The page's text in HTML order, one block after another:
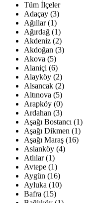
Tüm İlçeler
Adaçay (3)
Ağıllar (1)
Ağırdağ (1)
Akdeniz (2)
Akdoğan (3)
Akova (5)
Alaniçi (6)
Alayköy (2)
Alsancak (2)
Altınova (5)
Arapköy (0)
Ardahan (3)
Aşağı Bostancı (1)
Aşağı Dikmen (1)
Aşağı Maraş (16)
Aslanköy (4)
Atlılar (1)
Avtepe (1)
Aygün (16)
Ayluka (10)
Bafra (15)